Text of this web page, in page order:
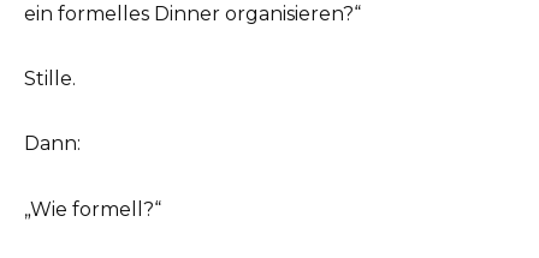
ein formelles Dinner organisieren?“
Stille.
Dann:
„Wie formell?“